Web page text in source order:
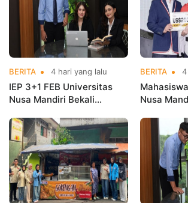
BERITA 4 hari yang lalu
IEP 3+1 FEB Universitas
Nusa Mandiri Bekali
Kerja Sebelum Lulus
BERITA
Nusa
Indonesia